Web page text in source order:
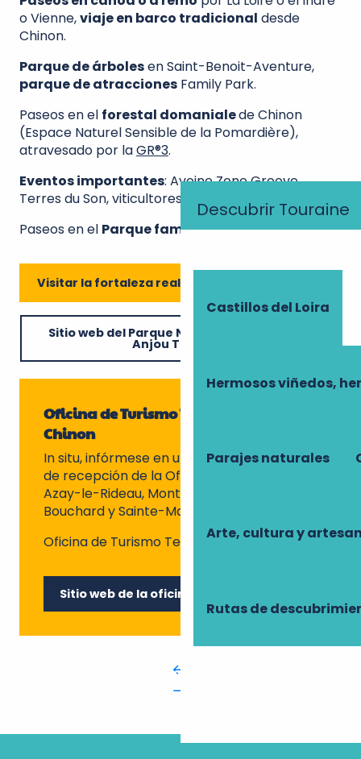
Descubrir Touraine
Castillos del Loira
Hermosos viñedos,
Parajes naturales
Arte, cultura y
Rutas de
o Vienne,viaje en barco tradicional desde
Chinon.
Parque de árbolesen Saint-Benoit-Aventure,
parque de atracciones Family Park.
Paseos en el forestal domanialede Chinon
(Espace Naturel Sensible de la Pomardière),
atravesado por laGR®3.
Eventos importantes: Avoine Zone Groove,
Terres du Son, viticultores en la ciudad…
Paseos en el Parque familiar.
Visitar la fortaleza real de Chinon
Sitio web del Parque Natural Regional Loira
Anjou Touraine
Oficina de Turismo Terres d’Azay-
Chinon
In situ, infórmese en una de las 6 oficinas
de recepción de la Oficina en Chinon,
Azay-le-Rideau, Montbazon, Richelieu, l’Ile-
Bouchard y Sainte-Maure-de-Touraine.
Oficina de Turismo Terres d’Azay-Chinon.
Sitio web de la oficina